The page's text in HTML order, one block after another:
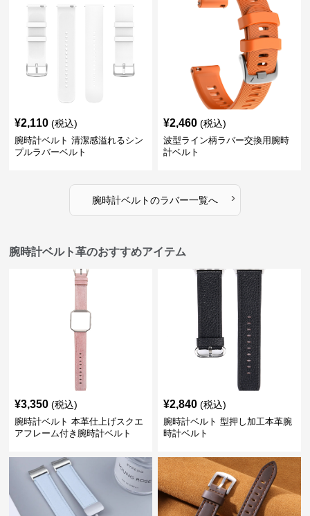
¥2,110 (税込)
腕時計ベルト 清潔感溢れるシン
プルラバーベルト
¥2,460 (税込)
波型ライン柄ラバー交換用腕時
計ベルト
腕時計ベルトのラバー一覧へ ›
腕時計ベルト革のおすすめアイテム
¥3,350 (税込)
腕時計ベルト 本革仕上げスクエ
アフレーム付き腕時計ベルト
¥2,840 (税込)
腕時計ベルト 型押し加工本革腕
時計ベルト